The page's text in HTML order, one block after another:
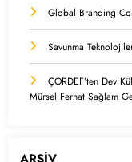
Global Branding
Savunma
ÇORDEF’ten Dev
Mürsel Ferhat Sağlam
ARŞİV